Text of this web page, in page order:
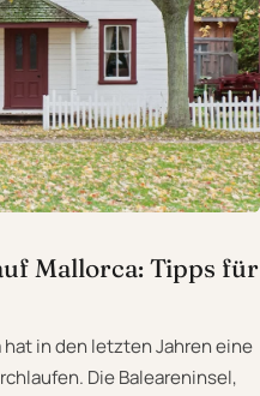
Mallorca: Tipps für
in den letzten Jahren eine
Die Baleareninsel,